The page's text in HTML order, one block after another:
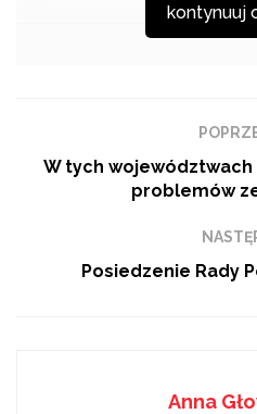
na tym stanowisku Jerzego
kontynuuj
W tych województwach
problemów
Posiedzenie Rady
Anna